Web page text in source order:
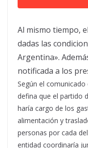
Al mismo tiempo,
dadas las
Argentina».
notificada a los
Según el
defina que el partido
haría cargo de los
alimentación y
personas por cada
entidad coordinaría